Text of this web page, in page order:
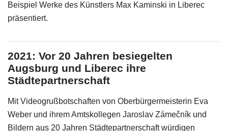
Beispiel Werke des Künstlers Max Kaminski in Liberec
präsentiert.
2021: Vor 20 Jahren besiegelten
Augsburg und Liberec ihre
Städtepartnerschaft
Mit Videogrußbotschaften von Oberbürgermeisterin Eva
Weber und ihrem Amtskollegen Jaroslav Zámečník und
Bildern aus 20 Jahren Städtepartnerschaft würdigen